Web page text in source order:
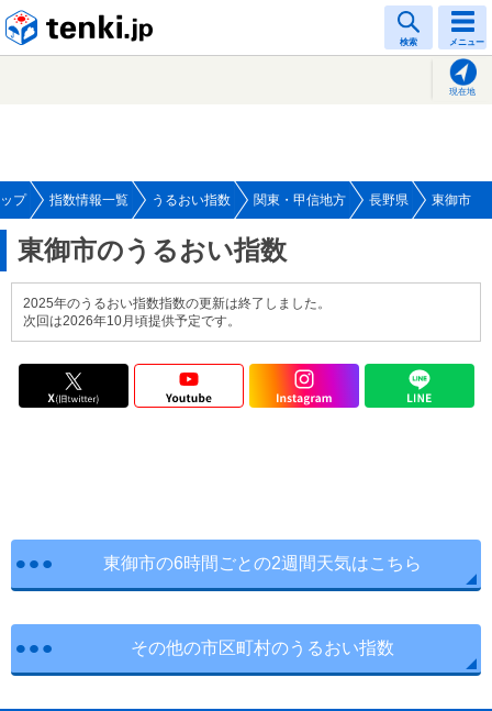
検索 メニュー
現在地
プ 指数情報一覧 うるおい指数 関東・甲信地方 長野県 東御市
東御市のうるおい指数
2025年のうるおい指数指数の更新は終了しました。
次回は2026年10月頃提供予定です。
東御市の6時間ごとの2週間天気はこちら
その他の市区町村のうるおい指数